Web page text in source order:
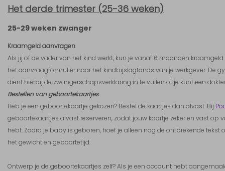
Het derde trimester (25-36 weken)
25-29 weken zwanger
Kraamgeld aanvragen
Als jij of de vader van het kind werkt, kun je vanaf 6 maanden
het aanvraagformulier naar het kindbijslagfonds van je werkgever. De
dient hierbij de zwangerschapsverklaring in te vullen of je kunt een
Bestellen van geboortekaartjes
Heb je een geboortekaartje gekozen? Bestel de kaartjes dan alvast. Bij
geboortekaartjes alvast reserveren, zodat jouw kaartje zeker en vast op
hebt. Zodra je baby is geboren, hoef je alleen nog de ontbrekende tekst
het gewicht en geboortetijd.
Ontwerp je de geboortekaartjes zelf? Als je een account hebt